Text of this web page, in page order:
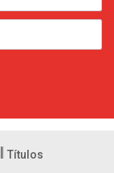
Títulos